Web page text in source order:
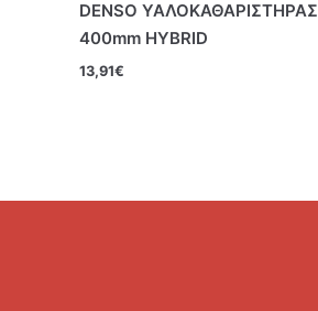
DENSO ΥΑΛΟΚΑΘΑΡΙΣΤΗΡΑΣ
400mm HYBRID
13,91€